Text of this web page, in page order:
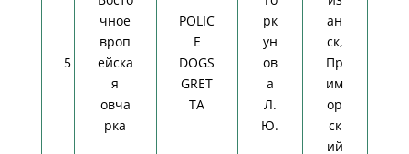
5
чное
вроп
ейска
я
овча
рка
POLIC
E
DOGS
GRET
TA
рк
ун
ов
а
Л.
Ю.
ан
ск,
Пр
им
ор
ск
ий